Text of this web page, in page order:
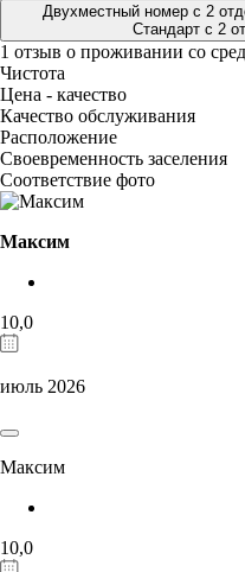
Двухместный номер с 2
Стандарт с 2
1 отзыв о проживании со
Чистота
Цена - качество
Качество обслуживания
Расположение
Своевременность заселения
Соответствие фото
Максим
10,0
июль 2026
Максим
10,0